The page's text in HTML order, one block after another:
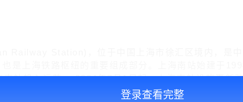
南站投入运营 。2024年7月1日起，上海南站设施更新
年7月1日，上海南站不再开行普速列车。
登录查看完整